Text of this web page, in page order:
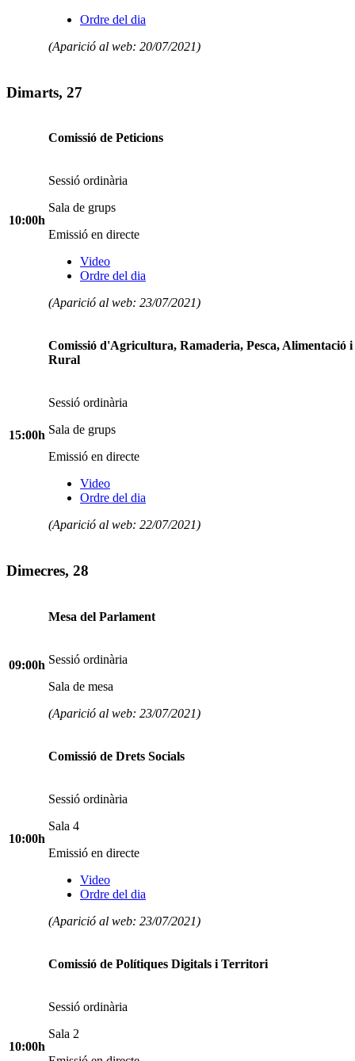
Ordre del dia
(Aparició al web: 20/07/2021)
Dimarts, 27
10:00h
Comissió de Peticions
Sessió ordinària
Sala de grups
Emissió en directe
Video
Ordre del dia
(Aparició al web: 23/07/2021)
15:00h
Comissió d'Agricultura, Ramaderia, Pesca, Alimentació
Rural
Sessió ordinària
Sala de grups
Emissió en directe
Video
Ordre del dia
(Aparició al web: 22/07/2021)
Dimecres, 28
09:00h
Mesa del Parlament
Sessió ordinària
Sala de mesa
(Aparició al web: 23/07/2021)
10:00h
Comissió de Drets Socials
Sessió ordinària
Sala 4
Emissió en directe
Video
Ordre del dia
(Aparició al web: 23/07/2021)
10:00h
Comissió de Polítiques Digitals i Territori
Sessió ordinària
Sala 2